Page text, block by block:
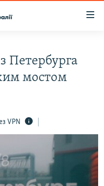
Петербурга
мостом
VPN